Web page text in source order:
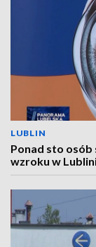
LUBLIN
Ponad sto osób
wzroku w